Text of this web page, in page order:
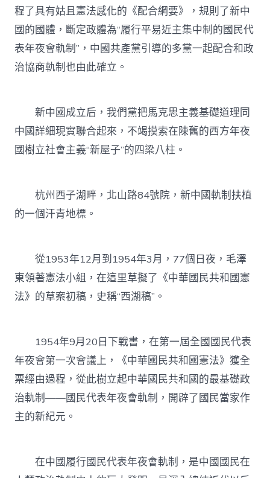
程了具有姑且憲法感化的《配合綱要》，規則了新中
國的國體，斷定政體為“履行平易近主集中制的國民代
表年夜會軌制”，中國共產黨引導的多黨一起配合和政
治協商軌制也由此確立。
新中國成立后，我們黨把馬克思主義基礎道理同
中國詳細現實聯合起來，不竭摸索在陳舊的西方年夜
國樹立社會主義“新屋子”的四梁八柱。
杭州西子湖畔，北山路84號院，新中國軌制扶植
的一個汗青地標。
從1953年12月到1954年3月，77個日夜，毛澤
東領著憲法小組，在這里草擬了《中華國民共和國憲
法》的草案初稿，史稱“西湖稿”。
1954年9月20日下戰書，在第一屆全國國民代表
年夜會第一次會議上，《中華國民共和國憲法》獲全
票經由過程，從此樹立起中華國民共和國的最基礎政
治軌制——國民代表年夜會軌制，開辟了國民當家作
主的新紀元。
在中國履行國民代表年夜會軌制，是中國國民在